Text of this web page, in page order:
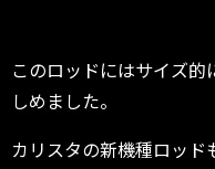
このロッドにはサイズ
しめました。
カリスタの新機種ロッド